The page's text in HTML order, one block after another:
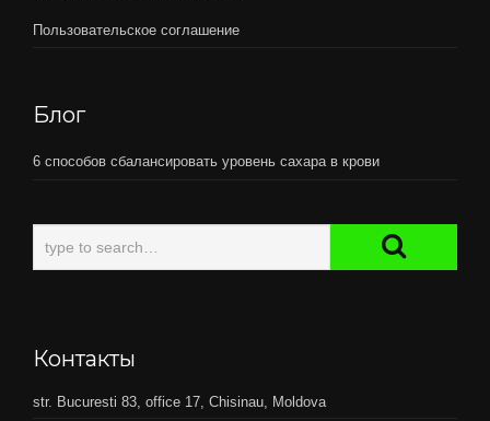
Пользовательское соглашение
Блог
6 способов сбалансировать уровень сахара в крови
Контакты
str. Bucuresti 83, office 17, Chisinau, Moldova